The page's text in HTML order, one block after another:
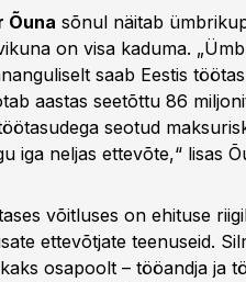
Õuna sõnul näitab
on visa kaduma.
saab Eestis
aastas seetõttu 86
seotud
iga neljas ettevõte,“ lisas
võitluses on ehituse
ettevõtjate teenuseid.
osapoolt – tööandja ja